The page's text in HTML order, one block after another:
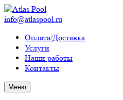
info@atlaspool.ru
Оплата/Доставка
Услуги
Наши работы
Контакты
Меню